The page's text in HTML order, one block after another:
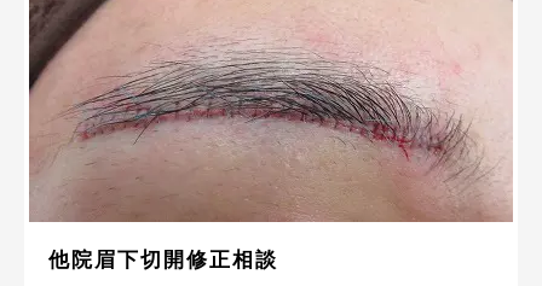
他院眉下切開修正相談